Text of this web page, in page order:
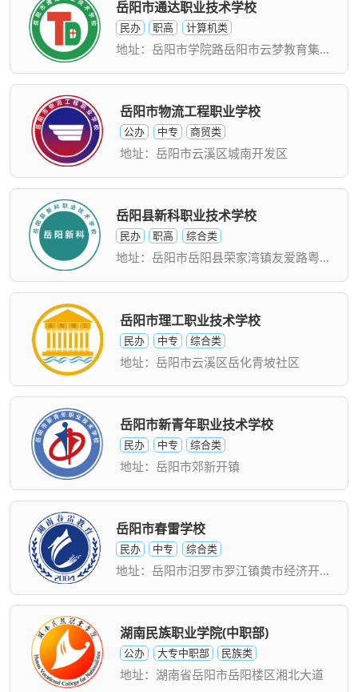
岳阳市通达职业技术学校
民办 职高 计算机类
地址：岳阳市学院路岳阳市云梦教育集团校区
岳阳市物流工程职业学校
公办 中专 商贸类
地址：岳阳市云溪区城南开发区
岳阳县新科职业技术学校
民办 职高 综合类
地址：岳阳市岳阳县荣家湾镇友爱路粤西社区
岳阳市理工职业技术学校
民办 中专 综合类
地址：岳阳市云溪区岳化青坡社区
岳阳市新青年职业技术学校
民办 中专 综合类
地址：岳阳市郊新开镇
岳阳市春雷学校
民办 中专 综合类
地址：岳阳市汨罗市罗江镇黄市经济开发区
湖南民族职业学院(中职部)
公办 大专中职部 民族类
地址：湖南省岳阳市岳阳楼区湘北大道